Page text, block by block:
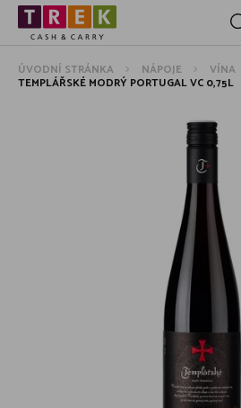
ÚVODNÍ STRÁNKA NÁPOJE VÍNA
TEMPLÁŘSKÉ MODRÝ PORTUGAL VC 0,75L